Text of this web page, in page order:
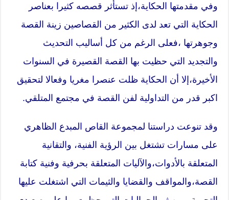
وفي مقدمتها الحكاية،إذ تستأثر قصصه كثيرا بعناصر
الحكاية التي تعد لدى الكثير من القصاصين زينة القصة
وجوهرتها ،فعلى الرغم من كل أساليب التحديث
والتجديد التي حظيت بها القصة القصيرة في السنوات
الأخيرة،إلا أن الحكاية ظلت عنصرا مغريا وفعالا لتحقيق
اكبر قدر من التداولية لفن القصة في مجتمع المتلقي.
وقد تنوعت دراستنا لمجموعة القاص المبدع الظاهري
على مسارات تشتغل بين الرؤية الفنية، والتقانية
المتعلقة بالأدوات،والآليات المتعلقة بحرفية وفنية كتابة
القصة،والمواقف والقضايا والثيمات التي اشتغلت عليها